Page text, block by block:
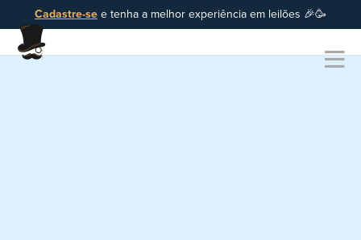
Cadastre-se e tenha a melhor experiência em leilões 🎉🥳